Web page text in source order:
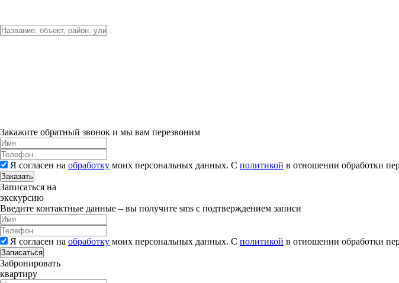
Закажите обратный звонок и мы вам перезвоним
Я согласен на обработку моих персональных данных. С политикой в отношении обработки
Заказать
Записаться на
экскурсию
Введите контактные данные – вы получите sms с подтверждением записи
Я согласен на обработку моих персональных данных. С политикой в отношении обработки
Записаться
Забронировать
квартиру